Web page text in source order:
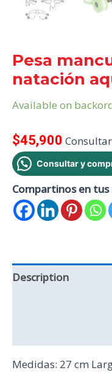
Pesa
natación
Available on
$45,900
Consultar y
Compartinos en tus
Description
Medidas: 27 cm